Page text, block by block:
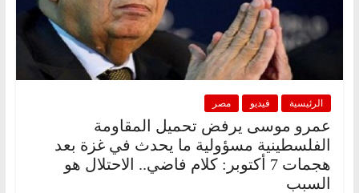
الرئيسية فيديو مصر
عمرو موسى يرفض تحميل المقاومة
الفلسطينية مسؤولية ما يحدث في غزة بعد
هجمات 7 أكتوبر: كلام فاضي.. الاحتلال هو
السبب